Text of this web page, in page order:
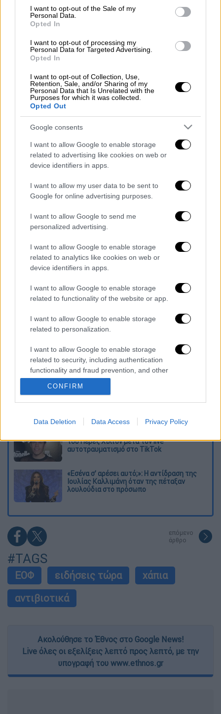
consent section.
I want to opt-out of the Sale of my
Personal Data.
Opted In
I want to opt-out of processing my
Personal Data for Targeted Advertising.
Opted In
I want to opt-out of Collection, Use,
Retention, Sale, and/or Sharing of my
Personal Data that Is Unrelated with the
Purposes for which it was collected.
Opted Out
Google consents
I want to allow Google to enable storage
related to advertising like cookies on web or
device identifiers in apps.
I want to allow my user data to be sent to
Google for online advertising purposes.
I want to allow Google to send me
personalized advertising.
I want to allow Google to enable storage
related to analytics like cookies on web or
device identifiers in apps.
I want to allow Google to enable storage
related to functionality of the website or app.
I want to allow Google to enable storage
related to personalization.
I want to allow Google to enable storage
related to security, including authentication
functionality and fraud prevention, and other
user protection.
CONFIRM
Data Deletion Data Access Privacy Policy
Συγκεκριμένα, πρόκειται για την παρτίδα
C97096 τουFucidin Tablet 250mg/tab x 12
, με την ανάκληση να αποφασίζεται λόγω
της ύπαρξηςμη κανονικών ευρημάτων
οποία δεν συμφωνούν με τις προδιαγραφές
παρτίδα ελέγχου σταθερότητας
Η παρούσα απόφαση αποτελεί προληπτικό
μέτρο, με τον
αποφασίστηκε για να ενισχύσει την
εθελοντική ανάκληση, στην οποία έχει ήδη
φαρμάκου. Η εταιρεία ΛΕΟ ΦΑΡΜΑΚΕΥΤΙΚΗ
ΕΛΛΑΣ Μ.Α. θα πρέπει να επικοινωνήσει
άμεσα με τους αποδέκτες του και να
αποσύρει τις συγκεκριμένες παρτίδες από
παραστατικάτης ανάκλησης πρέπει να
τηρούνται για διάστημα τουλάχιστον πέντε
ετών και θα πρέπει να τίθενται υπόψη των
υπηρεσειών, εφόσον ζητηθούν, επισημαίνει ο
Διαβάστε ακόμη
Σοκαριστικό βίντεο από το τροχαίο στις
Σέρρες που σκοτώθηκαν μητέρα και γιος:
Το ΙΧ πέφτει πάνω στο φορτηγό
Νέα κλιμάκωση: Η Μόσχα δείχνει «άμεση
εμπλοκή» του ΝΑΤΟ σε επιθέσεις σε
«εγκέφαλος»
του Πέρεζ Χίλτον μετά τον live
αυτοτραυματισμό στο TikTok
«Εσένα σ’ αρέσει αυτό;»: Η αντίδραση της
Ιουλίας Καλλιμάνη όταν της πέταξαν
λουλούδια στο πρόσωπο
επόμενο
άρθρο
#TAGS
ΕΟΦ ειδήσεις τώρα
χάπια
αντιβιοτικά
Ακολούθησε το Έθνος στο Google News!
Live όλες οι εξελίξεις λεπτό προς λεπτό, με την
υπογραφή του www.ethnos.gr